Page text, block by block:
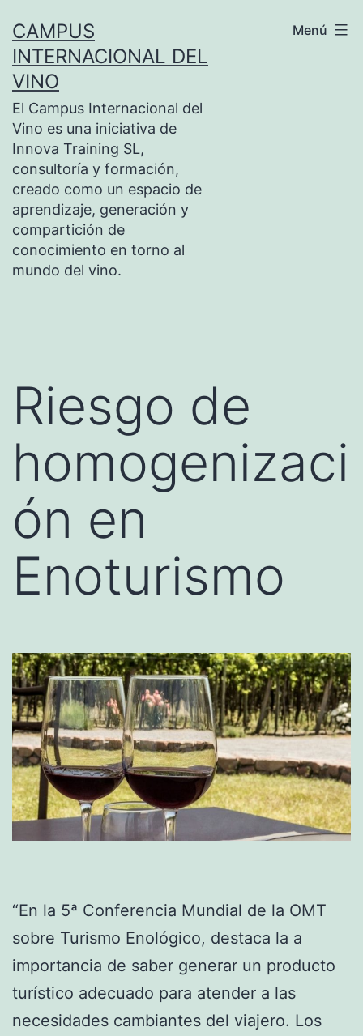
contenido
CAMPUS
INTERNACIONAL DEL
VINO
El Campus Internacional del
Vino es una iniciativa de
Innova Training SL,
consultoría y formación,
creado como un espacio de
aprendizaje, generación y
compartición de
conocimiento en torno al
mundo del vino.
Menú
Riesgo de
homogenizaci
ón en
Enoturismo
“En la 5ª Conferencia Mundial de la OMT
sobre Turismo Enológico, destaca la a
importancia de saber generar un producto
turístico adecuado para atender a las
necesidades cambiantes del viajero. Los